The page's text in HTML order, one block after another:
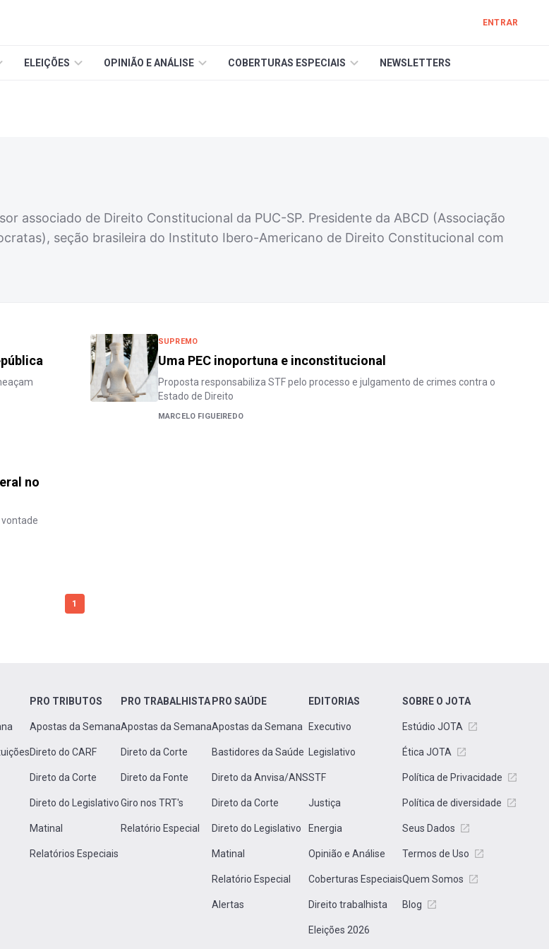
ENTRAR
ELEIÇÕES OPINIÃO E ANÁLISE COBERTURAS ESPECIAIS NEWSLETTERS
associado de Direito Constitucional da PUC-SP. Presidente da ABCD (Associação
seção brasileira do Instituto Ibero-Americano de Direito Constitucional com
SUPREMO
Uma PEC inoportuna e inconstitucional
Proposta responsabiliza STF pelo processo e julgamento de crimes contra o
Estado de Direito
MARCELO FIGUEIREDO
no
1
PRO TRIBUTOS
Apostas da Semana
Direto do CARF
Direto da Corte
Direto do Legislativo
Matinal
Relatórios Especiais
PRO TRABALHISTA
Apostas da Semana
Direto da Corte
Direto da Fonte
Giro nos TRT's
Relatório Especial
PRO SAÚDE
Apostas da Semana
Bastidores da Saúde
Direto da Anvisa/ANS
Direto da Corte
Direto do Legislativo
Matinal
Relatório Especial
Alertas
EDITORIAS
Executivo
Legislativo
STF
Justiça
Energia
Opinião e Análise
Coberturas Especiais
Direito trabalhista
Eleições 2026
SOBRE O JOTA
Estúdio JOTA
Ética JOTA
Política de Privacidade
Política de diversidade
Seus Dados
Termos de Uso
Quem Somos
Blog